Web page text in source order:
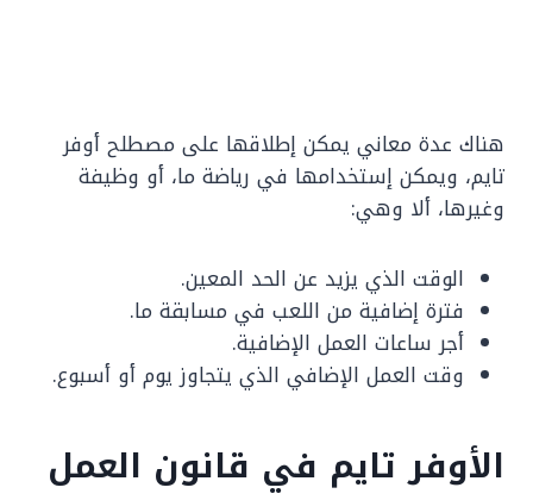
هناك عدة معاني يمكن إطلاقها على مصطلح أوفر
تايم، ويمكن إستخدامها في رياضة ما، أو وظيفة
وغيرها، ألا وهي:
الوقت الذي يزيد عن الحد المعين.
فترة إضافية من اللعب في مسابقة ما.
أجر ساعات العمل الإضافية.
وقت العمل الإضافي الذي يتجاوز يوم أو أسبوع.
الأوفر تايم في قانون العمل